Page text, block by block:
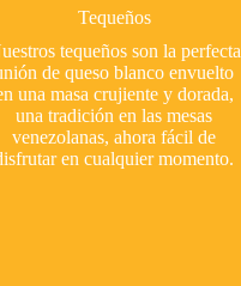
Tequeños
tequeños son la perfecta
de queso blanco envuelto
una masa crujiente y dorada,
una tradición en las mesas
venezolanas, ahora fácil de
en cualquier momento.